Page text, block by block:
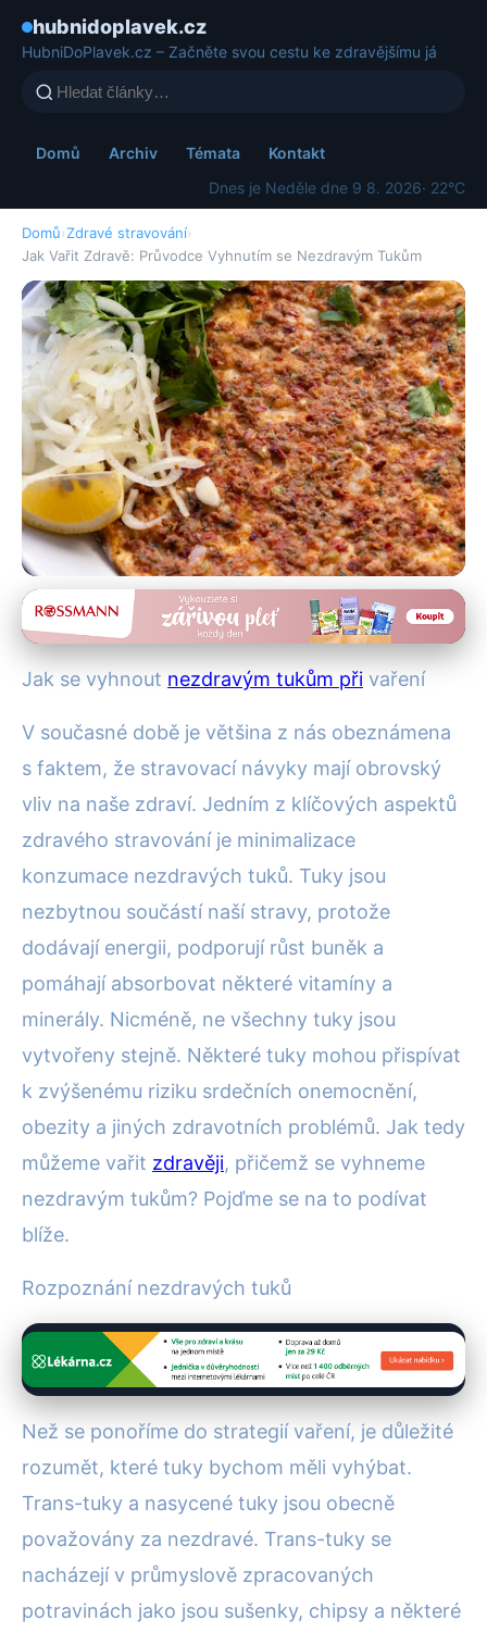
hubnidoplavek.cz
HubniDoPlavek.cz – Začněte svou cestu ke zdravějšímu já
Domů Archiv Témata
Kontakt
Dnes je Neděle dne 9 8. 2026· 22°C
Domů›Zdravé stravování›
Jak Vařit Zdravě: Průvodce Vyhnutím se Nezdravým Tukům
Zdravé stravování
Jak Vařit Zdravě: Průvodce
Tukům
Jak se vyhnout nezdravým tukům při vaření
V současné době je většina z nás obeznámena
s faktem, že stravovací návyky mají obrovský
vliv na naše zdraví. Jedním z klíčových aspektů
zdravého stravování je minimalizace
konzumace nezdravých tuků. Tuky jsou
nezbytnou součástí naší stravy, protože
dodávají energii, podporují růst buněk a
pomáhají absorbovat některé vitamíny a
minerály. Nicméně, ne všechny tuky jsou
vytvořeny stejně. Některé tuky mohou přispívat
k zvýšenému riziku srdečních onemocnění,
obezity a jiných zdravotních problémů. Jak tedy
můžeme vařit zdravěji, přičemž se vyhneme
nezdravým tukům? Pojďme se na to podívat
blíže.
Rozpoznání nezdravých tuků
Než se ponoříme do strategií vaření, je důležité
rozumět, které tuky bychom měli vyhýbat.
Trans-tuky a nasycené tuky jsou obecně
považovány za nezdravé. Trans-tuky se
nacházejí v průmyslově zpracovaných
potravinách jako jsou sušenky, chipsy a některé